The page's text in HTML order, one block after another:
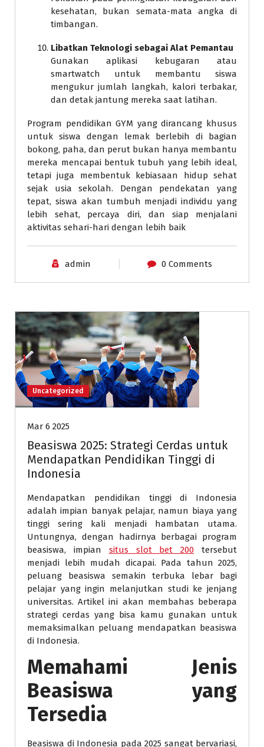
kesehatan, bukan semata-mata angka di
timbangan.
Libatkan Teknologi sebagai Alat Pemantau
Gunakan aplikasi kebugaran atau
smartwatch untuk membantu siswa
mengukur jumlah langkah, kalori terbakar,
dan detak jantung mereka saat latihan.
Program pendidikan GYM yang dirancang khusus
untuk siswa dengan lemak berlebih di bagian
bokong, paha, dan perut bukan hanya membantu
mereka mencapai bentuk tubuh yang lebih ideal,
tetapi juga membentuk kebiasaan hidup sehat
sejak usia sekolah. Dengan pendekatan yang
tepat, siswa akan tumbuh menjadi individu yang
lebih sehat, percaya diri, dan siap menjalani
aktivitas sehari-hari dengan lebih baik
admin 0 Comments
Uncategorized
Mar 6 2025
Beasiswa 2025: Strategi Cerdas untuk
Mendapatkan Pendidikan Tinggi di
Indonesia
Mendapatkan pendidikan tinggi di Indonesia
adalah impian banyak pelajar, namun biaya yang
tinggi sering kali menjadi hambatan utama.
Untungnya, dengan hadirnya berbagai program
beasiswa, impian situs slot bet 200 tersebut
menjadi lebih mudah dicapai. Pada tahun 2025,
peluang beasiswa semakin terbuka lebar bagi
pelajar yang ingin melanjutkan studi ke jenjang
universitas. Artikel ini akan membahas beberapa
strategi cerdas yang bisa kamu gunakan untuk
memaksimalkan peluang mendapatkan beasiswa
di Indonesia.
Memahami Jenis
Beasiswa yang
Tersedia
Beasiswa di Indonesia pada 2025 sangat bervariasi,